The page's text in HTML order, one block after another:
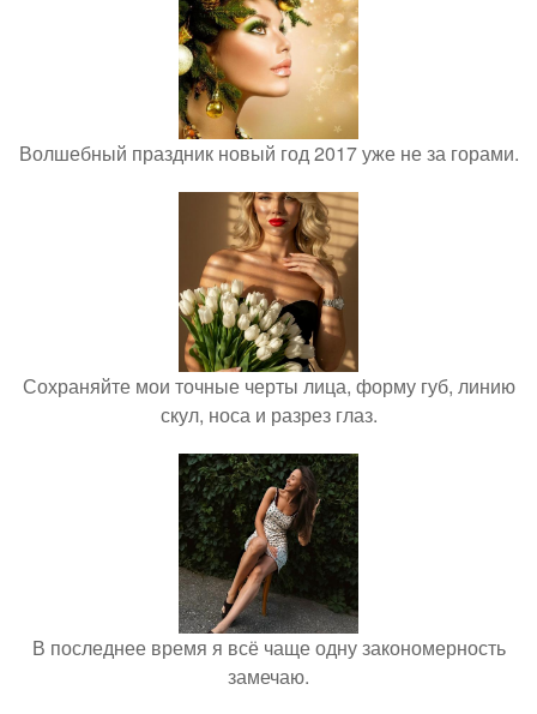
Волшебный праздник новый год 2017 уже не за горами.
Сохраняйте мои точные черты лица, форму губ, линию
скул, носа и разрез глаз.
В последнее время я всё чаще одну закономерность
замечаю.